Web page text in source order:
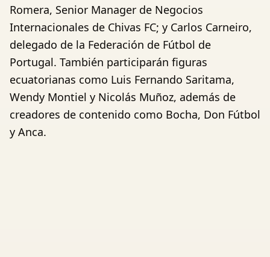
Romera, Senior Manager de Negocios
Internacionales de Chivas FC; y Carlos Carneiro,
delegado de la Federación de Fútbol de
Portugal. También participarán figuras
ecuatorianas como Luis Fernando Saritama,
Wendy Montiel y Nicolás Muñoz, además de
creadores de contenido como Bocha, Don Fútbol
y Anca.